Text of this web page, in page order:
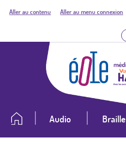
Aller au contenu Aller au menu connexion
Audio Braille